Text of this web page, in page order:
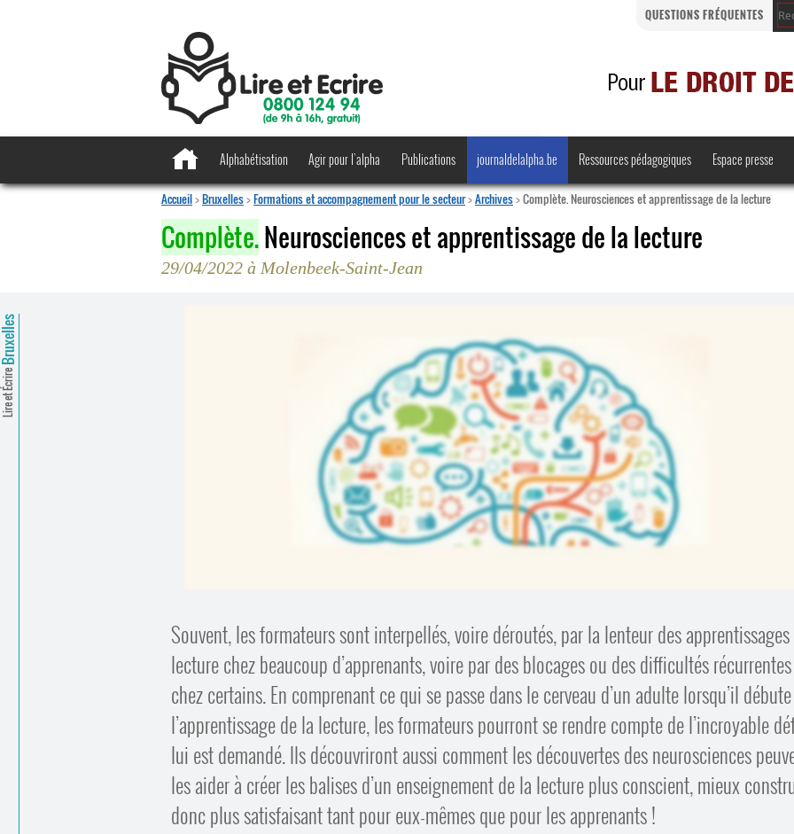
QUESTIONS FRÉQUENTES
Alphabétisation Agir pour l’alpha Publications
·
journaldelalpha.be Ressources pédagogiques Espace presse
Accueil>Bruxelles>Formations et accompagnement pour le secteur>Archives>Complète. Neurosciences et apprentissage de la lecture
Complète.Neurosciences et apprentissage de la lecture
29/04/2022 à Molenbeek-Saint-Jean
Lire et Écrire
Souvent, les formateurs sont interpellés, voire déroutés, par la lenteur des
lecture chez beaucoup d’apprenants, voire par des blocages ou des difficultés récurrentes
chez certains. En comprenant ce qui se passe dans le cerveau d’un adulte lorsqu’il débute
l’apprentissage de la lecture, les formateurs pourront se rendre compte de l’incroyable
lui est demandé. Ils découvriront aussi comment les découvertes des neurosciences
les aider à créer les balises d’un enseignement de la lecture plus conscient, mieux
donc plus satisfaisant tant pour eux-mêmes que pour les apprenants !